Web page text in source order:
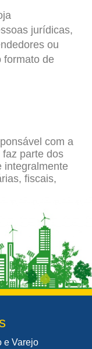
jurídicas,
ou
formato de
com a
parte dos
integralmente
fiscais,
e Varejo